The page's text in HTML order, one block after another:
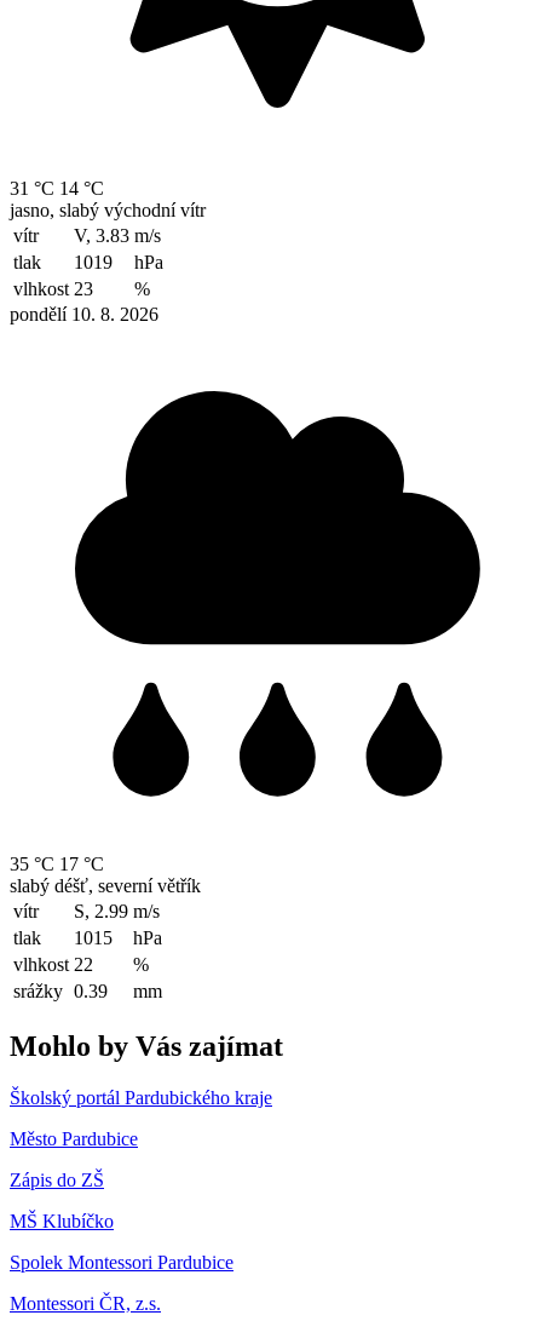
31 °C 14 °C
jasno, slabý východní vítr
vítr
V, 3.83 m/s
tlak
1019
hPa
vlhkost 23
%
pondělí 10. 8. 2026
35 °C 17 °C
slabý déšť, severní větřík
vítr
S, 2.99 m/s
tlak
1015
hPa
vlhkost 22
%
srážky 0.39 mm
Mohlo by Vás zajímat
Školský portál Pardubického kraje
Město Pardubice
Zápis do ZŠ
MŠ Klubíčko
Spolek Montessori Pardubice
Montessori ČR, z.s.